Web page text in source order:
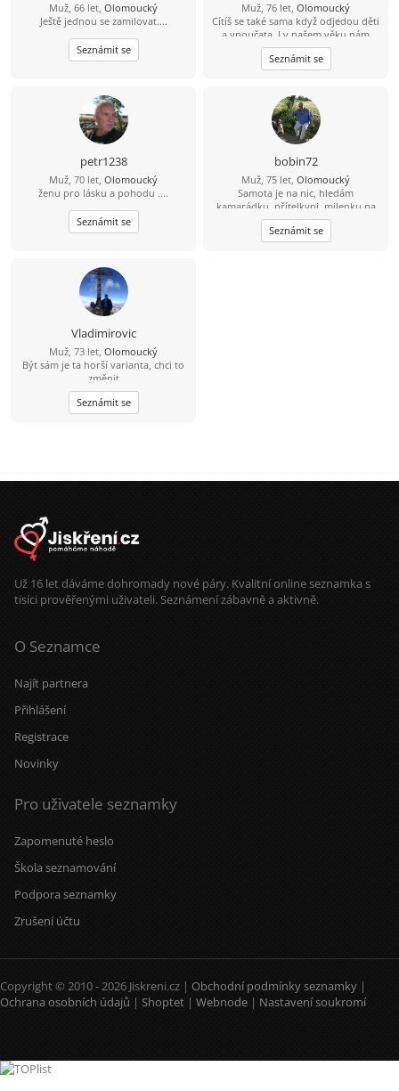
Muž, 66 let, Olomoucký
Ještě jednou se zamilovat....
Seznámit se
Muž, 76 let, Olomoucký
Cítíš se také sama když odjedou děti
a vnoučata. I v našem věku nám
může být spolu dobře.Napiš,
prosím, pokud ti schází pohlazení
atd. .
Seznámit se
petr1238
Muž, 70 let, Olomoucký
ženu pro lásku a pohodu ....
Seznámit se
bobin72
Muž, 75 let, Olomoucký
Samota je na nic, hledám
kamarádku, přítelkyni, milenku na
kulturu, výlety welness
Seznámit se
Vladimirovic
Muž, 73 let, Olomoucký
Být sám je ta horší varianta, chci to
změnit
Seznámit se
Už 16 let dáváme dohromady nové páry. Kvalitní online seznamka s
tisíci prověřenými uživateli. Seznámení zábavně a aktivně.
O Seznamce
Najít partnera
Přihlášení
Registrace
Novinky
Pro uživatele seznamky
Zapomenuté heslo
Škola seznamování
Podpora seznamky
Zrušení účtu
Copyright © 2010 - 2026 Jiskreni.cz | Obchodní podmínky seznamky |
Ochrana osobních údajů | Shoptet | Webnode | Nastavení soukromí